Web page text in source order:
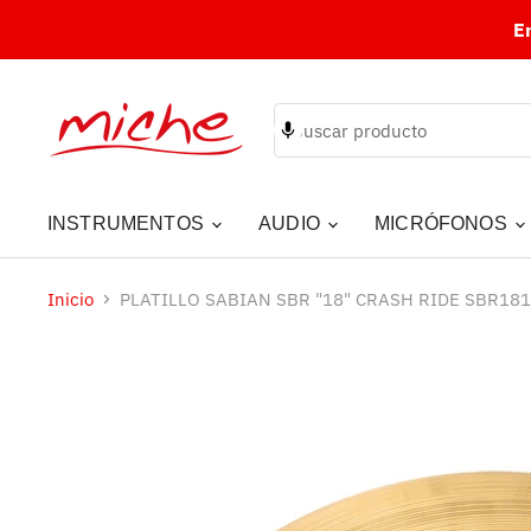
INSTRUMENTOS AUDIO MICRÓFONOS
Inicio PLATILLO SABIAN SBR "18" CRASH RIDE